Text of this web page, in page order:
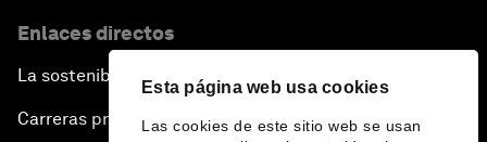
Esta página web usa cookies
Las cookies de este sitio web se usan
Enlaces directos
La sostenibilidad en el Foro
Carreras profesionales